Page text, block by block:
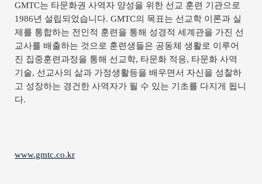
GMTC는 타문화권 사역자 양성을 위한 선교 훈련 기관으로
1986년 설립되었습니다. GMTC의 목표는 선교학 이론과 실
제를 통합하는 전인적 훈련을 통해 성경적 세계관을 가진 선
교사를 배출하는 것으로 훈련생들은 공동체 생활로 이루어
진 집중훈련과정을 통해 선교학, 타문화 적응, 타문화 사역
기술, 선교사의 삶과 가정생활등을 배우면서 자신을 성찰하
고 성장하는 경건한 사역자가 될 수 있는 기초를 다지게 됩니
다.
www.gmtc.co.kr